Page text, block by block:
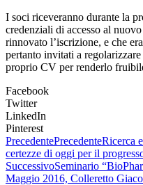
I soci riceveranno durante la
credenziali di accesso al
rinnovato l’iscrizione, e che
pertanto invitati a
proprio CV per renderlo
Facebook
Twitter
LinkedIn
Pinterest
PrecedentePrecedenteRicerca
certezze di oggi per il
SuccessivoSeminario
Maggio 2016, Colleretto